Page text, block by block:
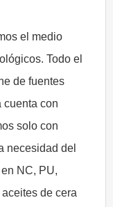
el medio
Todo el
de fuentes
cuenta con
solo con
necesidad del
NC, PU,
de cera